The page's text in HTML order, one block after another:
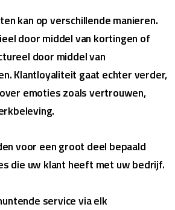
kan op verschillende manieren.
door middel van kortingen of
door middel van
Klantloyaliteit gaat echter verder,
emoties zoals vertrouwen,
voor een groot deel bepaald
die uw klant heeft met uw bedrijf.
service via elk